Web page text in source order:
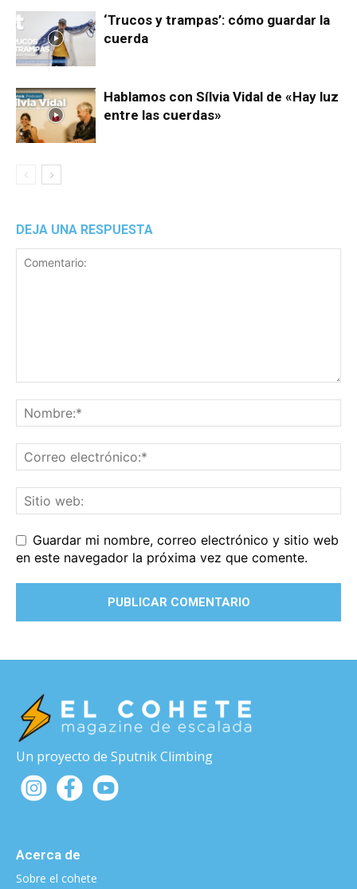
‘Trucos y trampas’: cómo guardar la
cuerda
Hablamos con Sílvia Vidal de «Hay luz
entre las cuerdas»
DEJA UNA RESPUESTA
Guardar mi nombre, correo electrónico y sitio web
en este navegador la próxima vez que comente.
Un proyecto de Sputnik Climbing
Acerca de
Sobre el cohete